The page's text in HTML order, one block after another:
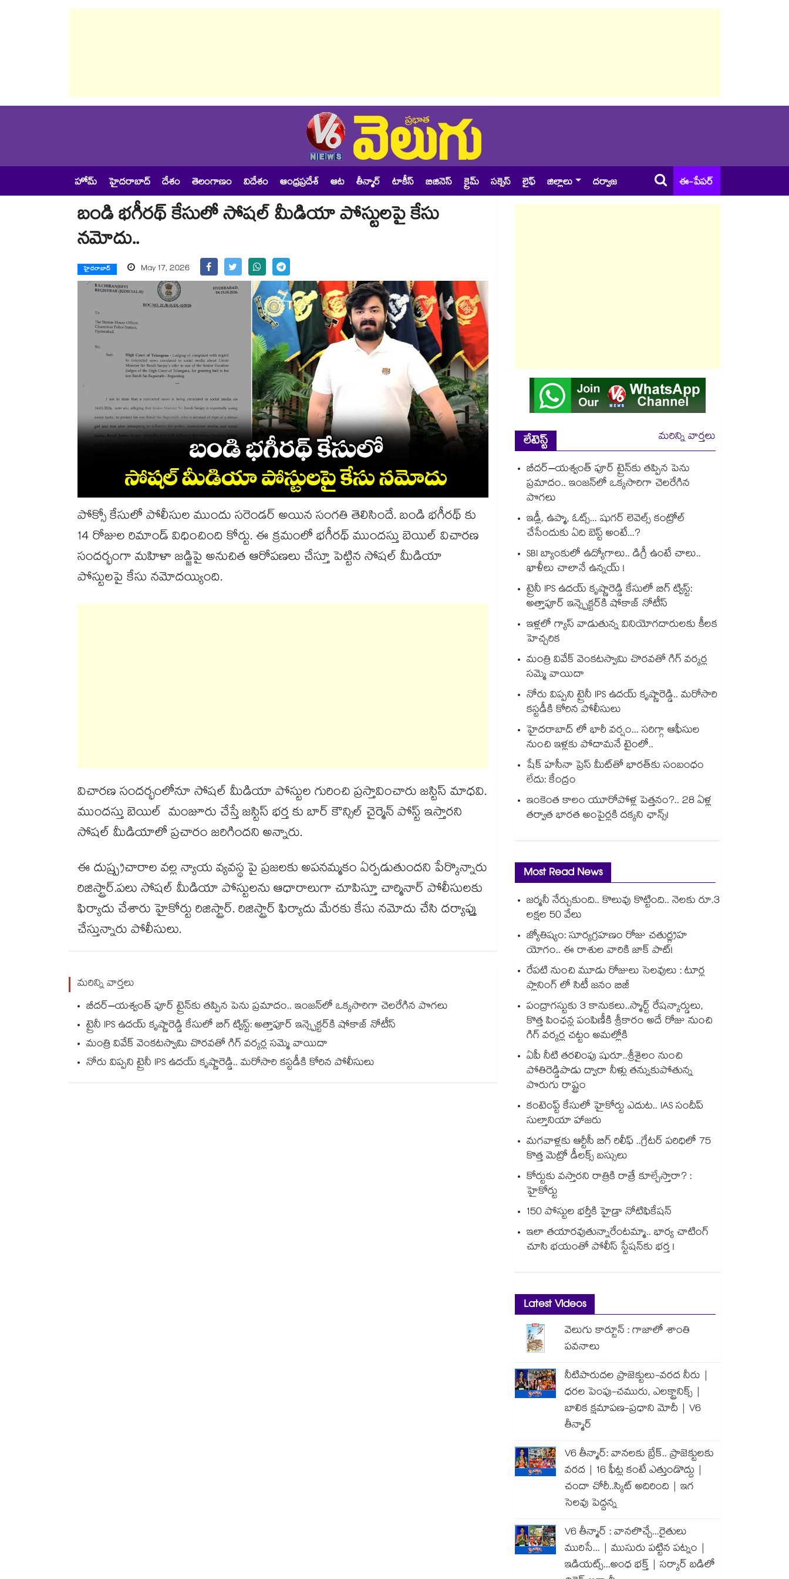
హోమ్ హైదరాబాద్ దేశం తెలంగాణం విదేశం ఆంధ్రప్రదేశ్ ఆట తీన్మార్ టాకీస్ బిజినెస్ క్రైమ్ సక్సెస్ లైఫ్ జిల్లాలు దర్వాజ ఈ-పేపర్
బండి భగీరథ్ కేసులో సోషల్ మీడియా పోస్టులపై కేసు
నమోదు..
హైదరాబాద్ May 17, 2026
పోక్సో కేసులో పోలీసుల ముందు సరెండర్ అయిన సంగతి తెలిసిందే. బండి భగీరథ్ కు
14 రోజుల రిమాండ్ విధించింది కోర్టు. ఈ క్రమంలో భగీరథ్ ముందస్తు బెయిల్ విచారణ
సందర్భంగా మహిళా జడ్జిపై అనుచిత ఆరోపణలు చేస్తూ పెట్టిన సోషల్ మీడియా
పోస్టులపై కేసు నమోదయ్యింది.
విచారణ సందర్భంలోనూ సోషల్ మీడియా పోస్టుల గురించి ప్రస్తావించారు జస్టిస్ మాధవి.
ముందస్తు బెయిల్ మంజూరు చేస్తే జస్టిస్ భర్త కు బార్ కౌన్సిల్ చైర్మెన్ పోస్ట్ ఇస్తారని
సోషల్ మీడియాలో ప్రచారం జరిగిందని అన్నారు.
ఈ దుష్ప్రచారాల వల్ల న్యాయ వ్యవస్థ పై ప్రజలకు అపనమ్మకం ఏర్పడుతుందని పేర్కొన్నారు
రిజిస్ట్రార్.పలు సోషల్ మీడియా పోస్టులను ఆధారాలుగా చూపిస్తూ చార్మినార్ పోలీసులకు
ఫిర్యాదు చేశారు హైకోర్టు రిజిస్ట్రార్. రిజిస్ట్రార్ ఫిర్యాదు మేరకు కేసు నమోదు చేసి దర్యాప్తు
చేస్తున్నారు పోలీసులు.
మరిన్ని వార్తలు
బీదర్–యశ్వంత్ పూర్ ట్రైన్‎కు తప్పిన పెను ప్రమాదం.. ఇంజన్‎లో ఒక్కసారిగా చెలరేగిన పొగలు
ట్రైనీ IPS ఉదయ్ కృష్ణారెడ్డి కేసులో బిగ్ ట్విస్ట్: అత్తాపూర్ ఇన్స్పెక్టర్‎కి షోకాజ్ నోటీస్
మంత్రి వివేక్ వెంకటస్వామి చొరవతో గిగ్ వర్కర్ల సమ్మె వాయిదా
నోరు విప్పని ట్రైనీ IPS ఉదయ్ కృష్ణారెడ్డి.. మరోసారి కస్టడీకి కోరిన పోలీసులు
లేటెస్ట్
మరిన్ని వార్తలు
బీదర్–యశ్వంత్ పూర్ ట్రైన్‎కు తప్పిన పెను
ప్రమాదం.. ఇంజన్‎లో ఒక్కసారిగా చెలరేగిన
పొగలు
ఇడ్లీ, ఉప్మా, ఓట్స్... షుగర్ లెవెల్స్ కంట్రోల్
చేసేందుకు ఏది బెస్ట్ అంటే...?
SBI బ్యాంకులో ఉద్యోగాలు.. డిగ్రీ ఉంటే చాలు..
ఖాళీలు చాలానే ఉన్నయ్ !
ట్రైనీ IPS ఉదయ్ కృష్ణారెడ్డి కేసులో బిగ్ ట్విస్ట్:
అత్తాపూర్ ఇన్స్పెక్టర్‎కి షోకాజ్ నోటీస్
ఇళ్లలో గ్యాస్ వాడుతున్న వినియోగదారులకు కీలక
హెచ్చరిక
మంత్రి వివేక్ వెంకటస్వామి చొరవతో గిగ్ వర్కర్ల
సమ్మె వాయిదా
నోరు విప్పని ట్రైనీ IPS ఉదయ్ కృష్ణారెడ్డి.. మరోసారి
కస్టడీకి కోరిన పోలీసులు
హైదరాబాద్ లో భారీ వర్షం... సరిగ్గా ఆఫీసుల
నుంచి ఇళ్లకు పోదామనే టైంలో..
షేక్ హసీనా ప్రెస్ మీట్‎తో భారత్‎కు సంబంధం
లేదు: కేంద్రం
ఇంకెంత కాలం యూరోపోళ్ల పెత్తనం?.. 28 ఏళ్ల
తర్వాత భారత అంపైర్లకి దక్కని ఛాన్స్!
Most Read News
జర్మనీ నేర్చుకుంది.. కొలువు కొట్టింది.. నెలకు రూ.3
లక్షల 50 వేలు
జ్యోతిష్యం: సూర్యగ్రహణం రోజు చతుర్గ్రహ
యోగం.. ఈ రాశుల వారికి జాక్ పాట్!
రేపటి నుంచి మూడు రోజులు సెలవులు : టూర్ల
ప్లానింగ్ లో సిటీ జనం బిజీ
పంద్రాగస్టుకు 3 కానుకలు..స్మార్ట్ రేషన్కార్డులు,
కొత్త పింఛన్ల పంపిణీకి శ్రీకారం అదే రోజు నుంచి
గిగ్ వర్కర్ల చట్టం అమల్లోకి
ఏపీ నీటి తరలింపు షురూ..శ్రీశైలం నుంచి
పోతిరెడ్డిపాడు ద్వారా నీళ్లు తన్నుకుపోతున్న
పొరుగు రాష్ట్రం
కంటెంప్ట్ కేసులో హైకోర్టు ఎదుట.. IAS సందీప్
సుల్తానియా హాజరు
మగవాళ్లకు ఆర్టీసీ బిగ్ రిలీఫ్ ..గ్రేటర్ పరిధిలో 75
కొత్త మెట్రో డీలక్స్ బస్సులు
కోర్టుకు వస్తారని రాత్రికి రాత్రే కూల్చేస్తారా? :
హైకోర్టు
150 పోస్టుల భర్తీకి హైడ్రా నోటిఫికేషన్
ఇలా తయారవుతున్నారేంటమ్మా.. భార్య చాటింగ్
చూసి భయంతో పోలీస్ స్టేషన్⁫కు భర్త !
Latest Videos
వెలుగు కార్టూన్ : గాజాలో శాంతి
పవనాలు
నీటిపారుదల ప్రాజెక్టులు-వరద నీరు |
ధరల పెంపు-చమురు, ఎలక్ట్రానిక్స్ |
బాలిక క్షమాపణ-ప్రధాని మోదీ | V6
తీన్మార్
V6 తీన్మార్: వానలకు బ్రేక్.. ప్రాజెక్టులకు
వరద | 16 ఫీట్ల కంటే ఎత్తుండొద్దు |
చందా చోరీ..స్కిట్ అదిరింది | ఇగ
సెలవు పెద్దన్న
V6 తీన్మార్ : వానలొచ్చే...రైతులు
మురిసే... | ముసురు పట్టిన పట్నం |
ఇడియట్స్...అంధ భక్త్ | సర్కార్ బడిలో